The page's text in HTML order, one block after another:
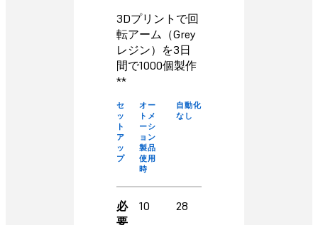
3Dプリントで回
転アーム（Grey
レジン）を3日
間で1000個製作
**
セ
ッ
ト
ア
ッ
プ
オー
トメ
ーシ
ョン
製品
使用
時
自動化
なし
必
要
10 28